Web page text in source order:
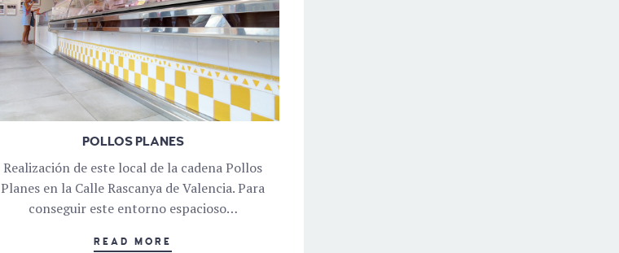
POLLOS PLANES
Realización de este local de la cadena Pollos
Planes en la Calle Rascanya de Valencia. Para
conseguir este entorno espacioso…
READ MORE